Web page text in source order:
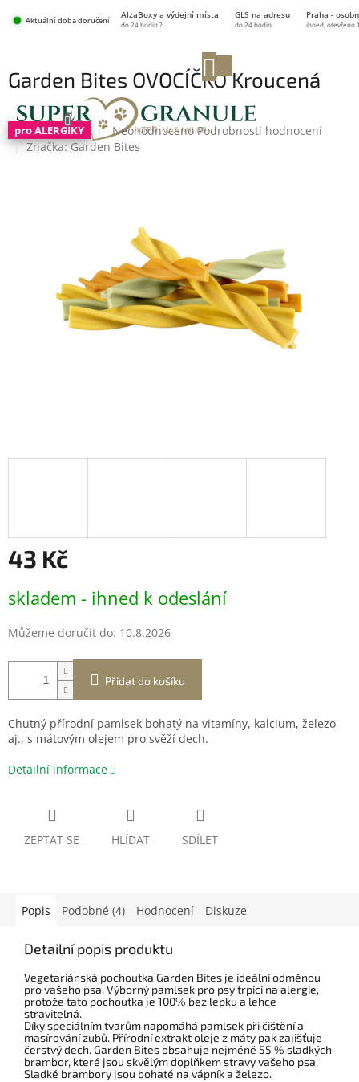
Aktuální doba doručení
AlzaBoxy a výdejní místa GLS na adresu Praha -
do 24 hodin ? do 24 hodin ihned, otevřeno
KOŠÍK
Garden Bites OVOCÍČKO Kroucená
tyčka L 16 cm/18 g, 1 ks
pro ALERGIKY
Průměrné
hodnocení
hvězdiček.
Neohodnoceno Podrobnosti hodnocení
Značka:Garden Bites
43 Kč
cena:
skladem - ihned k odeslání
Můžeme doručit do: 10.8.2026
Přidat do košíku
Chutný přírodní pamlsek bohatý na vitamíny, kalcium, železo
aj., s mátovým olejem pro svěží dech.
Detailní informace
ZEPTAT SE HLÍDAT SDÍLET
Popis Podobné (4) Hodnocení Diskuze
Detailní popis produktu
Vegetariánská pochoutka Garden Bites je ideální odměnou
pro vašeho psa. Výborný pamlsek pro psy trpící na alergie,
protože tato pochoutka je 100% bez lepku a lehce
stravitelná.
Díky speciálním tvarům napomáhá pamlsek při čištění a
masírování zubů. Přírodní extrakt oleje z máty pak zajišťuje
čerstvý dech. Garden Bites obsahuje nejméně 55 % sladkých
brambor, které jsou skvělým doplňkem stravy vašeho psa.
Sladké brambory jsou bohaté na vápník a železo.